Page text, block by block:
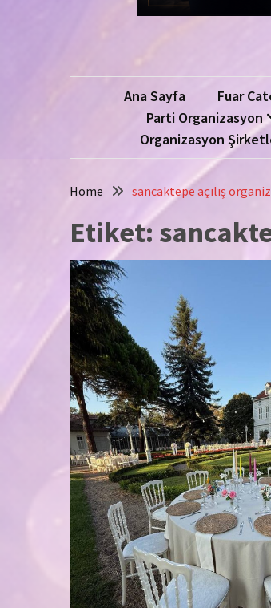
Ana Sayfa Fuar
Parti Organizasyon
Organizasyon
Home sancaktepe açılış
Etiket: